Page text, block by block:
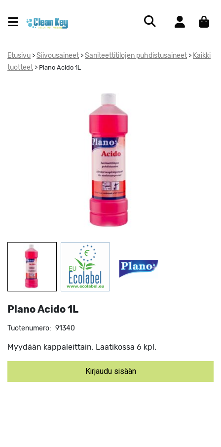
Etusivu > Siivousaineet > Saniteettitilojen puhdistusaineet > Kaikki
tuotteet > Plano Acido 1L
Plano Acido 1L
Tuotenumero: 91340
Myydään kappaleittain. Laatikossa 6 kpl.
Kirjaudu sisään